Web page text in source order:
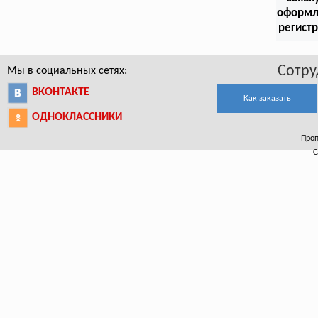
Мы в социальных сетях:
ВКОНТАКТЕ
ОДНОКЛАССНИКИ
Как заказать